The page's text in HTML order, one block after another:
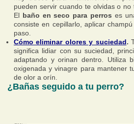
pueden servir cuando te olvidas o
El baño en seco para perros es
consiste en cepillarlo, aplicar
paso.
Cómo eliminar olores y suciedad.
significa lidiar con su suciedad,
adaptando y orinan dentro. Utiliza
oxigenada y vinagre para mantener
de olor a orín.
¿Bañas seguido a tu perro?